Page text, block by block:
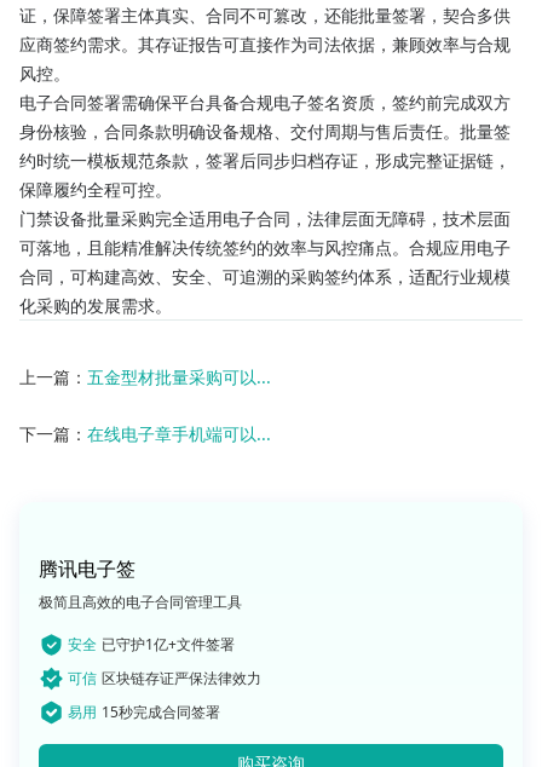
证，保障签署主体真实、合同不可篡改，还能批量签署，契合多供
应商签约需求。其存证报告可直接作为司法依据，兼顾效率与合规
风控。
电子合同签署需确保平台具备合规电子签名资质，签约前完成双方
身份核验，合同条款明确设备规格、交付周期与售后责任。批量签
约时统一模板规范条款，签署后同步归档存证，形成完整证据链，
保障履约全程可控。
门禁设备批量采购完全适用电子合同，法律层面无障碍，技术层面
可落地，且能精准解决传统签约的效率与风控痛点。合规应用电子
合同，可构建高效、安全、可追溯的采购签约体系，适配行业规模
化采购的发展需求。
上一篇： 五金型材批量采购可以...
下一篇： 在线电子章手机端可以...
腾讯电子签
极简且高效的电子合同管理工具
安全 已守护1亿+文件签署
可信 区块链存证严保法律效力
易用 15秒完成合同签署